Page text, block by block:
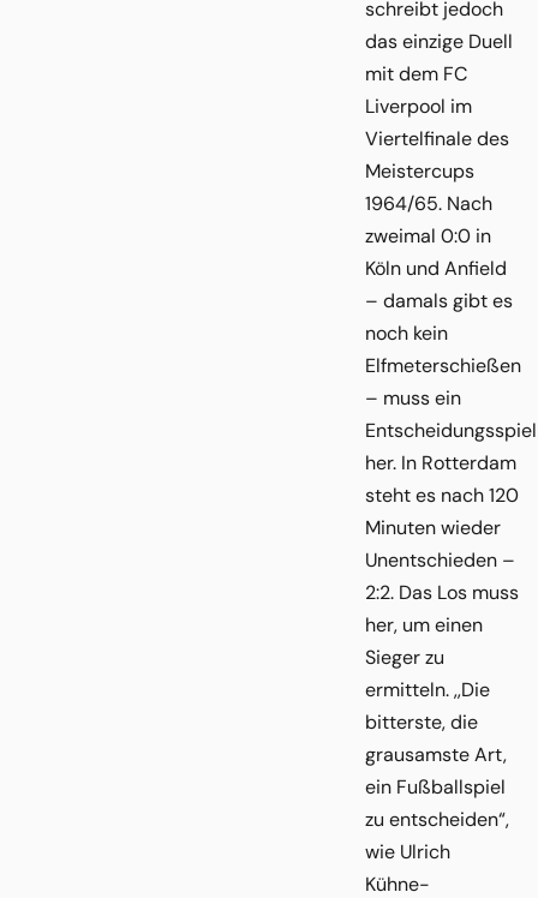
schreibt jedoch
das einzige Duell
mit dem FC
Liverpool im
Viertelfinale des
Meistercups
1964/65. Nach
zweimal 0:0 in
Köln und Anfield
– damals gibt es
noch kein
Elfmeterschießen
– muss ein
Entscheidungsspiel
her. In Rotterdam
steht es nach 120
Minuten wieder
Unentschieden –
2:2. Das Los muss
her, um einen
Sieger zu
ermitteln. ,,Die
bitterste, die
grausamste Art,
ein Fußballspiel
zu entscheiden“,
wie Ulrich
Kühne-